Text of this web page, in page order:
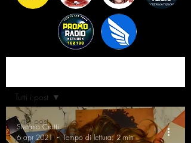
Tutti i post
News
Tutti i post
Stefano Crotti
6 apr 2021
Tempo di lettura: 2 min